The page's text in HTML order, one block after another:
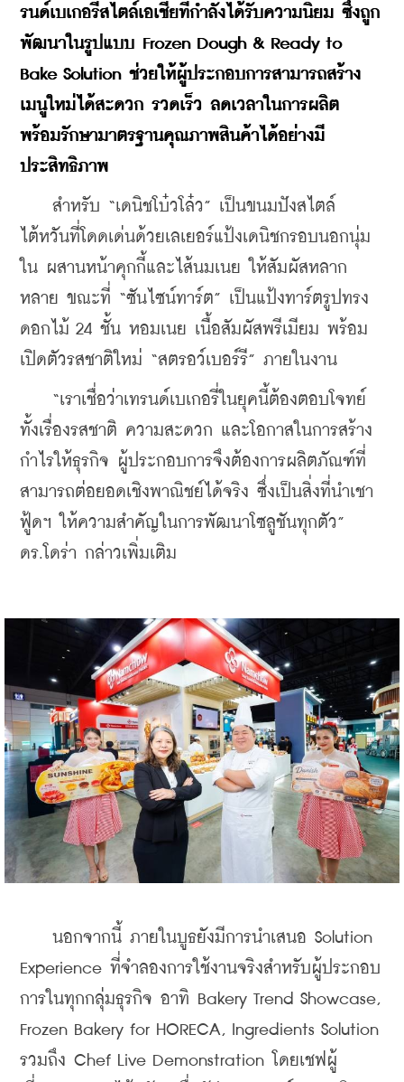
รนด์เบเกอรี่สไตล์เอเชียที่กำลังได้รับความนิยม ซึ่งถูก
พัฒนาในรูปแบบ Frozen Dough & Ready to
Bake Solution ช่วยให้ผู้ประกอบการสามารถสร้าง
เมนูใหม่ได้สะดวก รวดเร็ว ลดเวลาในการผลิต
พร้อมรักษามาตรฐานคุณภาพสินค้าได้อย่างมี
ประสิทธิภาพ
สำหรับ “เดนิชโบ๋วโล๋ว” เป็นขนมปังสไตล์
ไต้หวันที่โดดเด่นด้วยเลเยอร์แป้งเดนิชกรอบนอกนุ่ม
ใน ผสานหน้าคุกกี้และไส้นมเนย ให้สัมผัสหลาก
หลาย ขณะที่ “ซันไซน์ทาร์ต” เป็นแป้งทาร์ตรูปทรง
ดอกไม้ 24 ชั้น หอมเนย เนื้อสัมผัสพรีเมียม พร้อม
เปิดตัวรสชาติใหม่ “สตรอว์เบอร์รี” ภายในงาน
“เราเชื่อว่าเทรนด์เบเกอรี่ในยุคนี้ต้องตอบโจทย์
ทั้งเรื่องรสชาติ ความสะดวก และโอกาสในการสร้าง
กำไรให้ธุรกิจ ผู้ประกอบการจึงต้องการผลิตภัณฑ์ที่
สามารถต่อยอดเชิงพาณิชย์ได้จริง ซึ่งเป็นสิ่งที่นําเชา
ฟู้ดฯ ให้ความสำคัญในการพัฒนาโซลูชันทุกตัว”
ดร.โดร่า กล่าวเพิ่มเติม
นอกจากนี้ ภายในบูธยังมีการนำเสนอ Solution
Experience ที่จำลองการใช้งานจริงสำหรับผู้ประกอบ
การในทุกกลุ่มธุรกิจ อาทิ Bakery Trend Showcase,
Frozen Bakery for HORECA, Ingredients Solution
รวมถึง Chef Live Demonstration โดยเชฟผู้